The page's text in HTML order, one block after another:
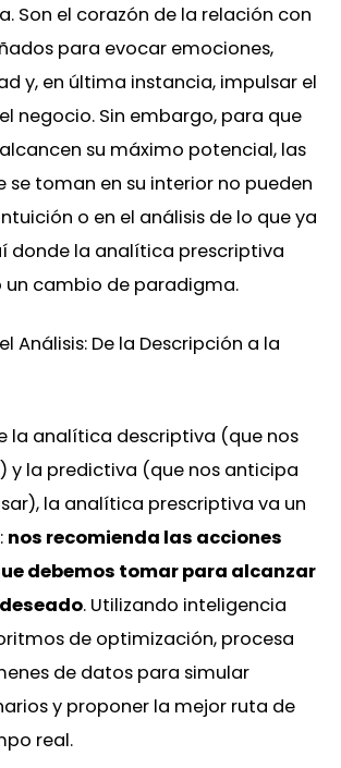
Son el corazón de la relación con
para evocar emociones,
y, en última instancia, impulsar el
negocio. Sin embargo, para que
su máximo potencial, las
se toman en su interior no pueden
o en el análisis de lo que ya
donde la analítica prescriptiva
cambio de paradigma.
Análisis: De la Descripción a la
la analítica descriptiva (que nos
y la predictiva (que nos anticipa
la analítica prescriptiva va un
nos recomienda las acciones
debemos tomar para alcanzar
. Utilizando inteligencia
de optimización, procesa
de datos para simular
y proponer la mejor ruta de
real.